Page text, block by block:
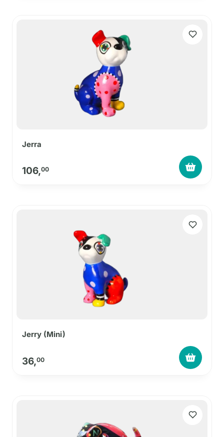
Jerra
106,00
Jerry (Mini)
36,00